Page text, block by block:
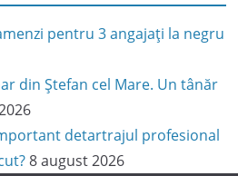
pentru 3 angajați la negru
din Ștefan cel Mare. Un tânăr
detartrajul profesional
8 august 2026